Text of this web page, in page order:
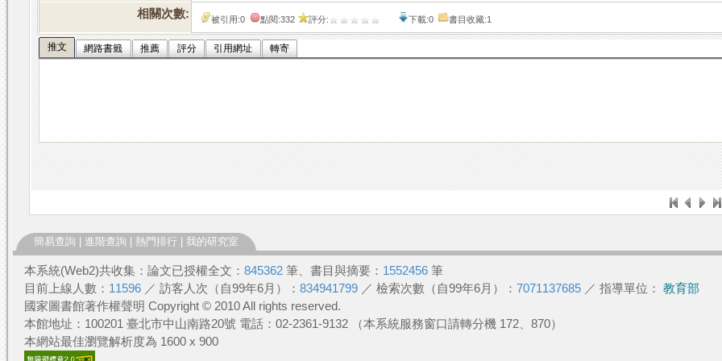
相關次數: 被引用:0 點閱:332 評分: 下載:0 書目收藏:1
推文 網路書籤 推薦 評分 引用網址 轉寄
簡易查詢 進階查詢 熱門排行 我的研究室
本系統(Web2)共收集：論文已授權全文： 845362 筆、書目與摘要： 1552456 筆
目前上線人數： 11596 ／ 訪客人次（自99年6月）： 834941799 ／ 檢索次數（自99年6月）： 7071137685 ／ 指導單位： 教育部
國家圖書館著作權聲明 Copyright © 2010 All rights reserved.
本館地址：100201 臺北市中山南路20號 電話：02-2361-9132 （本系統服務窗口請轉分機 172、870）
本網站最佳瀏覽解析度為 1600 x 900